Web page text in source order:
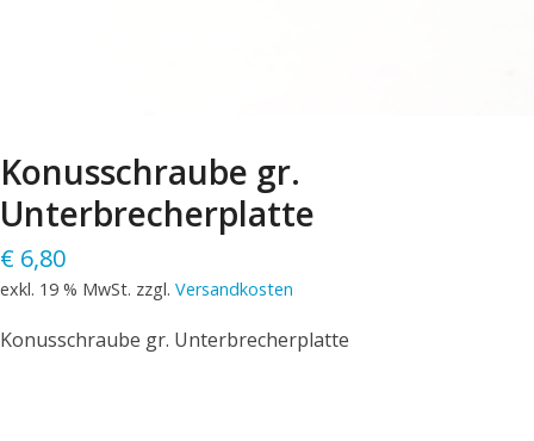
Konusschraube gr.
Unterbrecherplatte
€ 6,80
exkl. 19 % MwSt. zzgl. Versandkosten
Konusschraube gr. Unterbrecherplatte